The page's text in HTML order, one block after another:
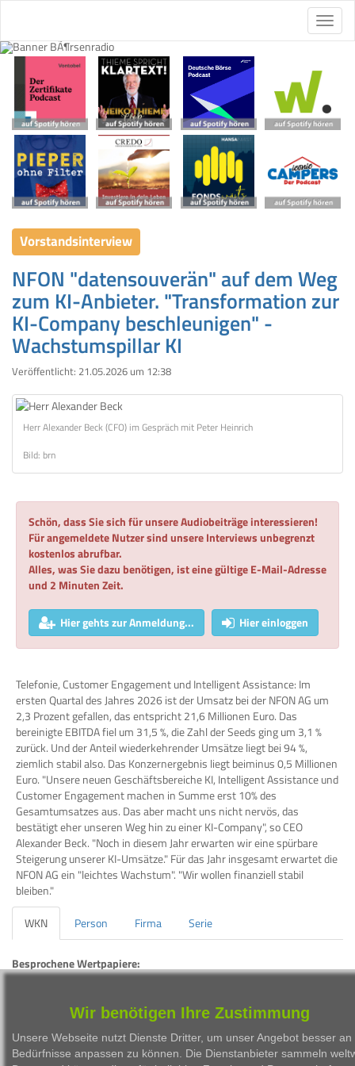
Vorstandsinterview
NFON "datensouverän" auf dem Weg
zum KI-Anbieter. "Transformation zur
KI-Company beschleunigen" -
Wachstumspillar KI
Veröffentlicht: 21.05.2026 um 12:38
Herr Alexander Beck (CFO) im Gespräch mit Peter Heinrich
Bild: brn
Schön, dass Sie sich für unsere Audiobeiträge interessieren!
Für angemeldete Nutzer sind unsere Interviews unbegrenzt
kostenlos abrufbar.
Alles, was Sie dazu benötigen, ist eine gültige E-Mail-Adresse
und 2 Minuten Zeit.
Hier gehts zur Anmeldung... Hier einloggen
Telefonie, Customer Engagement und Intelligent Assistance: Im
ersten Quartal des Jahres 2026 ist der Umsatz bei der NFON AG um
2,3 Prozent gefallen, das entspricht 21,6 Millionen Euro. Das
bereinigte EBITDA fiel um 31,5 %, die Zahl der Seeds ging um 3,1 %
zurück. Und der Anteil wiederkehrender Umsätze liegt bei 94 %,
ziemlich stabil also. Das Konzernergebnis liegt beiminus 0,5 Millionen
Euro. "Unsere neuen Geschäftsbereiche KI, Intelligent Assistance und
Customer Engagement machen in Summe erst 10% des
Gesamtumsatzes aus. Das aber macht uns nicht nervös, das
bestätigt eher unseren Weg hin zu einer KI-Company", so CEO
Alexander Beck. "Noch in diesem Jahr erwarten wir eine spürbare
Steigerung unserer KI-Umsätze." Für das Jahr insgesamt erwartet die
NFON AG ein "leichtes Wachstum". "Wir wollen finanziell stabil
bleiben."
WKN
Person Firma Serie
Besprochene Wertpapiere:
NFON AG DE000A0N4N52
Wir benötigen Ihre Zustimmung
Unsere Webseite nutzt Dienste Dritter, um unser Angebot besser an
Bedürfnisse anpassen zu können. Die Dienstanbieter sammeln